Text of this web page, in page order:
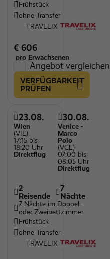
Frühstück
ohne Transfer
TRAVELIX
€ 606
pro Erwachsenen
Angebot vergleichen
VERFÜGBARKEIT
PRÜFEN
23.08.
Wien
(VIE)
17:15 bis
18:20 Uhr
Direktflug
30.08.
Venice -
Marco
Polo
(VCE)
07:00 bis
08:05 Uhr
Direktflug
2
Reisende
7
Nächte
7 Nächte im Doppel-
oder Zweibettzimmer
Frühstück
ohne Transfer
TRAVELIX